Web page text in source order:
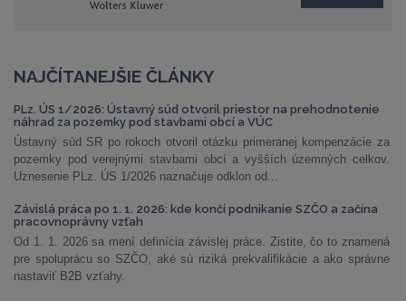
NAJČÍTANEJŠIE ČLÁNKY
PLz. ÚS 1/2026: Ústavný súd otvoril priestor na prehodnotenie
náhrad za pozemky pod stavbami obcí a VÚC
Ústavný súd SR po rokoch otvoril otázku primeranej kompenzácie za
pozemky pod verejnými stavbami obcí a vyšších územných celkov.
Uznesenie PLz. ÚS 1/2026 naznačuje odklon od...
Závislá práca po 1. 1. 2026: kde končí podnikanie SZČO a začína
pracovnoprávny vzťah
Od 1. 1. 2026 sa mení definícia závislej práce. Zistite, čo to znamená
pre spoluprácu so SZČO, aké sú riziká prekvalifikácie a ako správne
nastaviť B2B vzťahy.